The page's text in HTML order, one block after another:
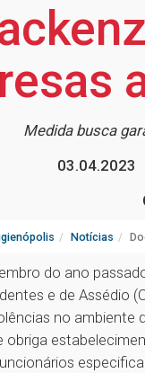
Medida busca
03.04.2023
Notícias
do ano
e de Assédio
no ambiente
obriga